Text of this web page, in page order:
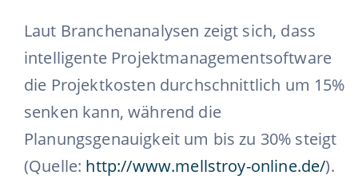
Laut Branchenanalysen zeigt sich, dass
intelligente Projektmanagementsoftware
die Projektkosten durchschnittlich um 15%
senken kann, während die
Planungsgenauigkeit um bis zu 30% steigt
(Quelle: http://www.mellstroy-online.de/).